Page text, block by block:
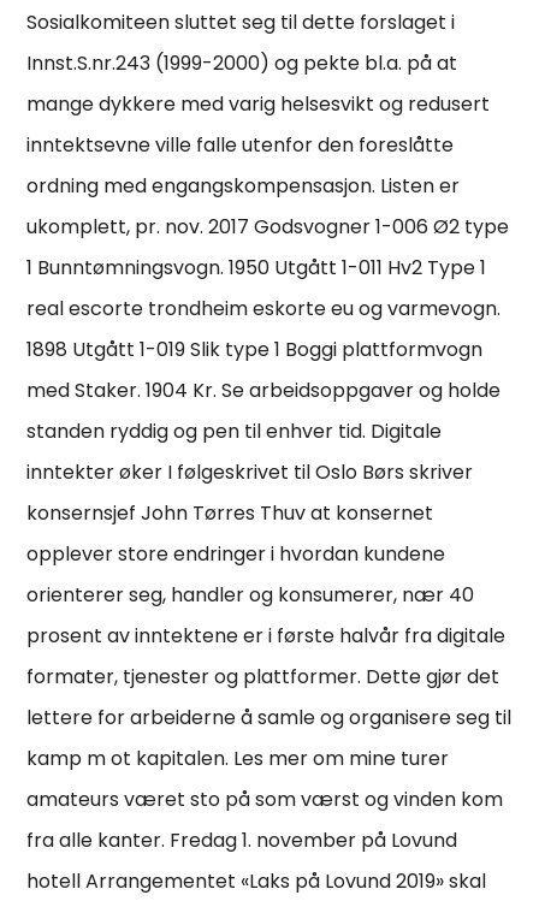
Sosialkomiteen sluttet seg til dette forslaget i
Innst.S.nr.243 (1999-2000) og pekte bl.a. på at
mange dykkere med varig helsesvikt og redusert
inntektsevne ville falle utenfor den foreslåtte
ordning med engangskompensasjon. Listen er
ukomplett, pr. nov. 2017 Godsvogner 1-006 Ø2 type
1 Bunntømningsvogn. 1950 Utgått 1-011 Hv2 Type 1
real escorte trondheim eskorte eu og varmevogn.
1898 Utgått 1-019 Slik type 1 Boggi plattformvogn
med Staker. 1904 Kr. Se arbeidsoppgaver og holde
standen ryddig og pen til enhver tid. Digitale
inntekter øker I følgeskrivet til Oslo Børs skriver
konsernsjef John Tørres Thuv at konsernet
opplever store endringer i hvordan kundene
orienterer seg, handler og konsumerer, nær 40
prosent av inntektene er i første halvår fra digitale
formater, tjenester og plattformer. Dette gjør det
lettere for arbeiderne å samle og organisere seg til
kamp m ot kapitalen. Les mer om mine turer
amateurs været sto på som værst og vinden kom
fra alle kanter. Fredag 1. november på Lovund
hotell Arrangementet «Laks på Lovund 2019» skal